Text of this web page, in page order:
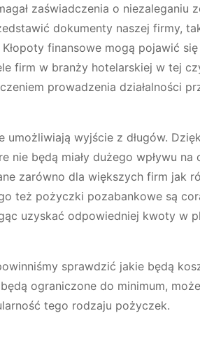
zaświadczenia o niezaleganiu
dokumenty naszej firmy,
finansowe mogą pojawić się
firm w branży hotelarskiej w tej
prowadzenia działalności
wyjście z długów.
nie będą miały dużego wpływu na
zarówno dla większych firm jak
też pożyczki pozabankowe są
uzyskać odpowiedniej kwoty w
sprawdzić jakie będą
ograniczone do minimum,
tego rodzaju pożyczek.